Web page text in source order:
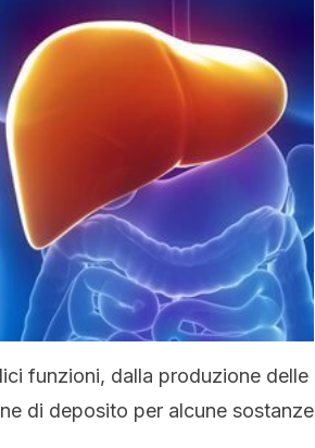
funzioni, dalla produzione delle
di deposito per alcune sostanze